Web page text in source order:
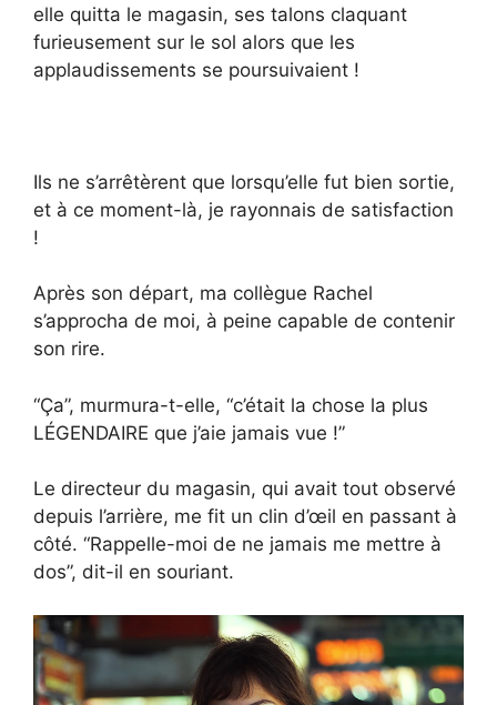
elle quitta le magasin, ses talons claquant
furieusement sur le sol alors que les
applaudissements se poursuivaient !
Ils ne s’arrêtèrent que lorsqu’elle fut bien sortie,
et à ce moment-là, je rayonnais de satisfaction
!
Après son départ, ma collègue Rachel
s’approcha de moi, à peine capable de contenir
son rire.
“Ça”, murmura-t-elle, “c’était la chose la plus
LÉGENDAIRE que j’aie jamais vue !”
Le directeur du magasin, qui avait tout observé
depuis l’arrière, me fit un clin d’œil en passant à
côté. “Rappelle-moi de ne jamais me mettre à
dos”, dit-il en souriant.